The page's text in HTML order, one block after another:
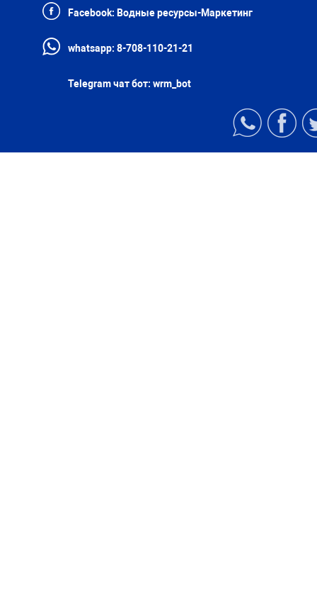
Facebook: Водные ресурсы-Маркетинг
whatsapp: 8-708-110-21-21
Telegram чат бот: wrm_bot